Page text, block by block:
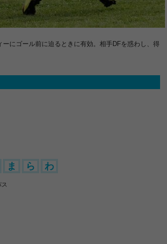
にゴール前に迫るときに有効。相手DFを惑わし、得
ま ら わ